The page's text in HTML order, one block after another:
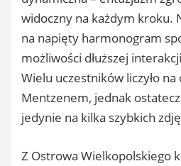
widoczny na każdym kroku.
na napięty harmonogram
możliwości dłuższej
Wielu uczestników liczyło
Mentzenem, jednak
jedynie na kilka szybkich
Z Ostrowa Wielkopolskiego